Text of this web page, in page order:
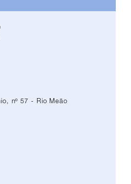
nº 57 - Rio Meão